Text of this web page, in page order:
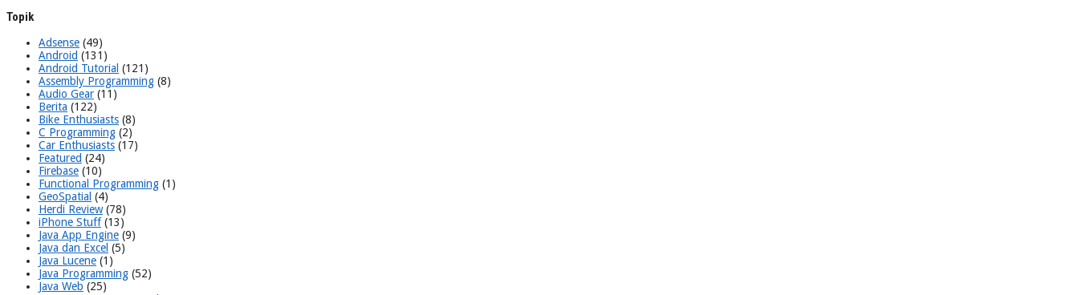
Topik
Adsense (49)
Android (131)
Android Tutorial (121)
Assembly Programming (8)
Audio Gear (11)
Berita (122)
Bike Enthusiasts (8)
C Programming (2)
Car Enthusiasts (17)
Featured (24)
Firebase (10)
Functional Programming (1)
GeoSpatial (4)
Herdi Review(78)
iPhone Stuff(13)
Java App Engine (9)
Java dan Excel (5)
Java Lucene (1)
Java Programming (52)
Java Web (25)